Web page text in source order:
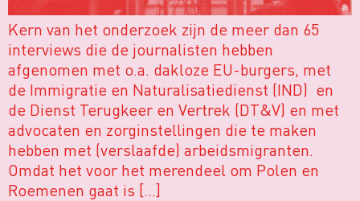
Kern van het onderzoek zijn de meer dan 65
interviews die de journalisten hebben
afgenomen met o.a. dakloze EU-burgers, met
de Immigratie en Naturalisatiedienst (IND) en
de Dienst Terugkeer en Vertrek (DT&V) en met
advocaten en zorginstellingen die te maken
hebben met (verslaafde) arbeidsmigranten.
Omdat het voor het merendeel om Polen en
Roemenen gaat is […]